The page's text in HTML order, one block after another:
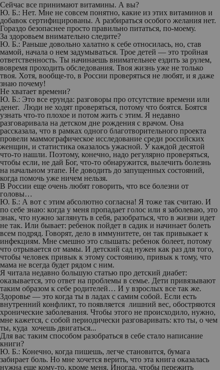
Сейчас все принимают витамины. А вы?
Ю. Б.: Нет. Мне не совсем понятно, какие из этих витаминов и
добавок сертифицированы. А разбираться особого желания нет.
Гораздо безопаснее просто правильно питаться, по-моему.
За здоровьем внимательно следите?
Ю. Б.: Раньше довольно халатно к себе относилась, но, став
мамой, начала о нем задумываться. Трое детей — это тройная
ответственность. Ты начинаешь внимательнее ездить за рулем,
вовремя проходить обследования. Твоя жизнь уже не только
твоя. Хотя, вообще-то, в России проверяться не любят, и я даже
знаю почему!
Не хватает времени?
Ю. Б.: Это все ерунда: разговоры про отсутствие времени или
денег. Люди не ходят проверяться, потому что боятся. Боятся
узнать что-то плохое и потом жить с этим. Я недавно
разговаривала на детском дне рождения с врачом. Она
рассказала, что в рамках одного благотворительного проекта
провели маммографическое исследование среди российских
женщин, и статистика оказалось ужасной. У каждой десятой
что-то нашли. Поэтому, конечно, надо регулярно проверяться,
чтобы если, не дай Бог, что-то обнаружится, вылечить болезнь
на начальном этапе. Не доводить до запущенных состояний,
когда помочь уже ничем нельзя.
В России еще очень любят говорить, что все болезни от
головы…
Ю. Б.: А вот с этим абсолютно согласна! Я тоже так считаю. И
по себе знаю: когда у меня пропадает голос или я заболеваю, это
знак, что нужно заглянуть в себя, разобраться, что в жизни идет
не так. Или бывает: ребенок пойдет в садик и начинает болеть
всем подряд. Говорят, дело в иммунитете, он так привыкает к
инфекциям. Мне смешно это слышать: ребенок болеет, потому
что отрывается от мамы. И детский сад нужен как раз для того,
чтобы человек привык к этому состоянию, привык к тому, что
мама не всегда будет рядом с ним.
Я читала недавно большую статью про детский диабет:
оказывается, это ответ на проблемы в семье. Дети привязывают
таким образом к себе родителей… И у взрослых все так же.
Здоровье — это когда ты в ладах с самим собой. Если есть
внутренний конфликт, то появляется лишний вес, обостряются
хронические заболевания. Чтобы этого не происходило, нужно,
мне кажется, с собой периодически разговаривать: кто ты, о чем
ты, куда хочешь двигаться...
Для вас таким способом разобраться в себе стало написание
книги?
Ю. Б.: Конечно, когда пишешь, легче становится, бумага
забирает боль. Но мне хочется верить, что эта книга оказалась
нужна еще кому-то, кроме меня. Иногда, чтобы пережить